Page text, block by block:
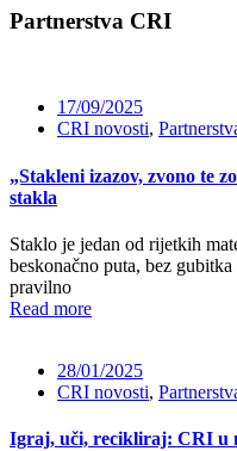
Partnerstva CRI
17/09/2025
CRI novosti,
„Stakleni izazov, zvono te
stakla
Staklo je jedan od rijetkih
beskonačno puta, bez
pravilno
Read more
28/01/2025
CRI novosti,
Igraj, uči, recikliraj: CRI u